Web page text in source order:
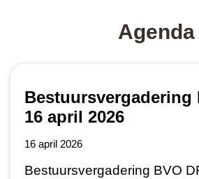
Agenda
Bestuursvergadering
16 april 2026
16 april 2026
Bestuursvergadering BVO